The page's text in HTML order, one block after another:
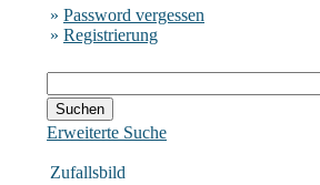
» Password vergessen
» Registrierung
Erweiterte Suche
Zufallsbild